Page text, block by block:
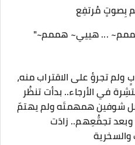
بِصوتٍ مُرتفِع
... هييي~ هممم~"
ولم تجرؤ على الاقتراب منه،
في الأرجاء.. بدأت تنظُر
شوفين همهمتَه ولم يهتمّ
وبعد تجمُّعِهم.. زادَت